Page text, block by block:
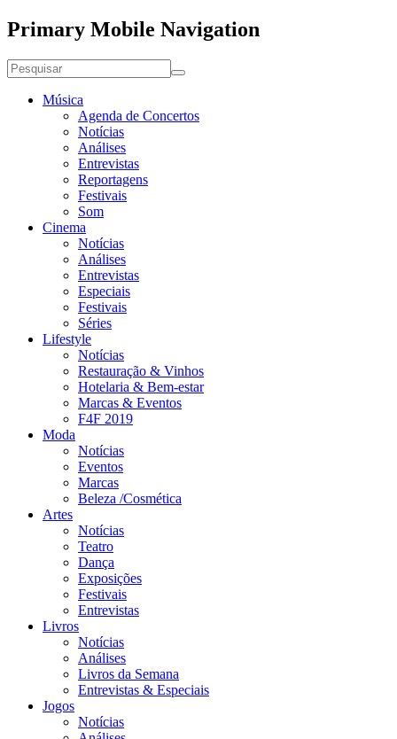
Primary Mobile Navigation
Música
Agenda de Concertos
Notícias
Análises
Entrevistas
Reportagens
Festivais
Som
Cinema
Notícias
Análises
Entrevistas
Especiais
Festivais
Séries
Lifestyle
Notícias
Restauração & Vinhos
Hotelaria & Bem-estar
Marcas & Eventos
F4F 2019
Moda
Notícias
Eventos
Marcas
Beleza /Cosmética
Artes
Notícias
Teatro
Dança
Exposições
Festivais
Entrevistas
Livros
Notícias
Análises
Livros da Semana
Entrevistas & Especiais
Jogos
Notícias